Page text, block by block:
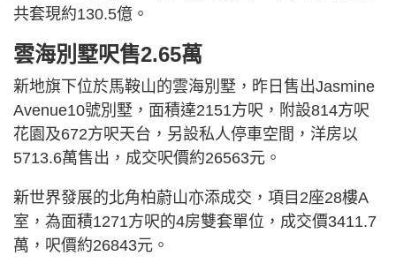
共套現約130.5億。
雲海別墅呎售2.65萬
新地旗下位於馬鞍山的雲海別墅，昨日售出Jasmine
Avenue10號別墅，面積達2151方呎，附設814方呎
花園及672方呎天台，另設私人停車空間，洋房以
5713.6萬售出，成交呎價約26563元。
新世界發展的北角柏蔚山亦添成交，項目2座28樓A
室，為面積1271方呎的4房雙套單位，成交價3411.7
萬，呎價約26843元。